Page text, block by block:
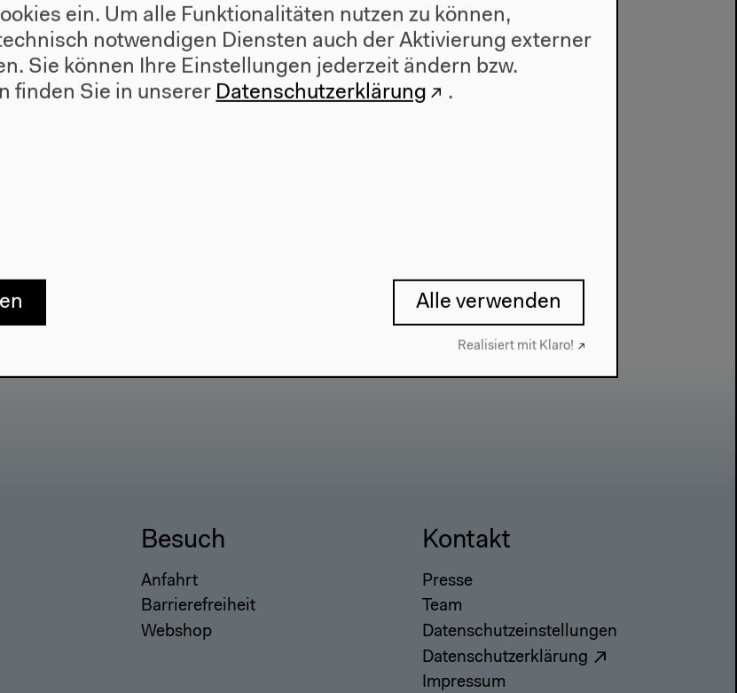
Geld Globalisierung Handel Imperialismus indigenKapitalismus Kolonialismus
Besuch
Anfahrt
Barrierefreiheit
Webshop
Kontakt
Presse
Team
Datenschutzeinstellungen
Datenschutzerklärung
Impressum
ein. Um alle Funktionalitäten nutzen zu können,
notwendigen Diensten auch der Aktivierung externer
Sie können Ihre Einstellungen jederzeit ändern bzw.
finden Sie in unserer Datenschutzerklärung .
Alle verwenden
Realisiert mit Klaro!